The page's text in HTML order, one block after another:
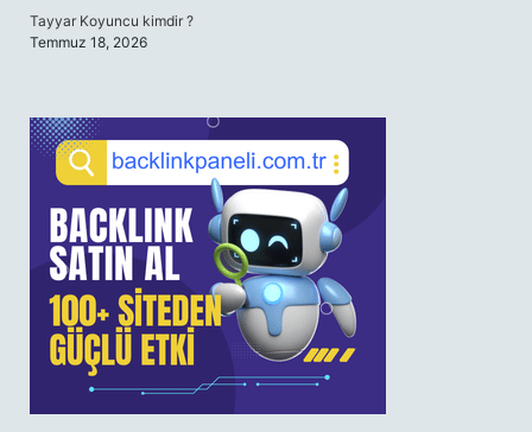
Tayyar Koyuncu kimdir ?
Temmuz 18, 2026